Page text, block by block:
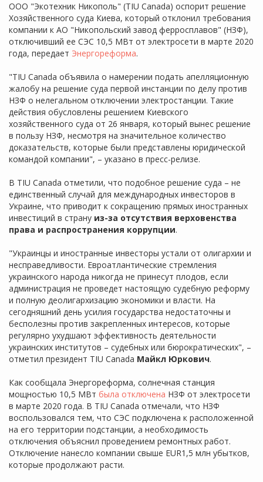
ООО "Экотехник Никополь" (TIU Canada) оспорит решение
Хозяйственного суда Киева, который отклонил требования
компании к АО "Никопольский завод ферросплавов" (НЗФ),
отключивший ее СЭС 10,5 МВт от электросети в марте 2020
года, передает Энергореформа.
"TIU Canada объявила о намерении подать апелляционную
жалобу на решение суда первой инстанции по делу против
НЗФ о нелегальном отключении электростанции. Такие
действия обусловлены решением Киевского
хозяйственного суда от 26 января, который вынес решение
в пользу НЗФ, несмотря на значительное количество
доказательств, которые были представлены юридической
командой компании", – указано в пресс-релизе.
В TIU Canada отметили, что подобное решение суда – не
единственный случай для международных инвесторов в
Украине, что приводит к сокращению прямых иностранных
инвестиций в страну из-за отсутствия верховенства
права и распространения коррупции.
"Украинцы и иностранные инвесторы устали от олигархии и
несправедливости. Евроатлантические стремления
украинского народа никогда не принесут плодов, если
администрация не проведет настоящую судебную реформу
и полную деолигархизацию экономики и власти. На
сегодняшний день усилия государства недостаточны и
бесполезны против закрепленных интересов, которые
регулярно ухудшают эффективность деятельности
украинских институтов – судебных или бюрократических", –
отметил президент TIU Canada Майкл Юркович.
Как сообщала Энергореформа, солнечная станция
мощностью 10,5 МВт была отключена НЗФ от электросети
в марте 2020 года. В TIU Canada отмечали, что НЗФ
воспользовался тем, что СЭС подключена к расположенной
на его территории подстанции, а необходимость
отключения объяснил проведением ремонтных работ.
Отключение нанесло компании свыше EUR1,5 млн убытков,
которые продолжают расти.